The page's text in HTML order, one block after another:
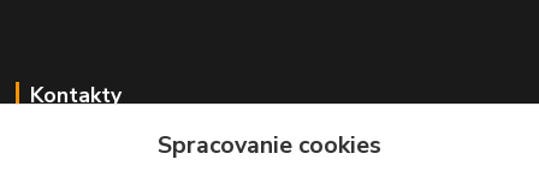
Kontakty
+421 2 529 67 411Spracovanie cookies